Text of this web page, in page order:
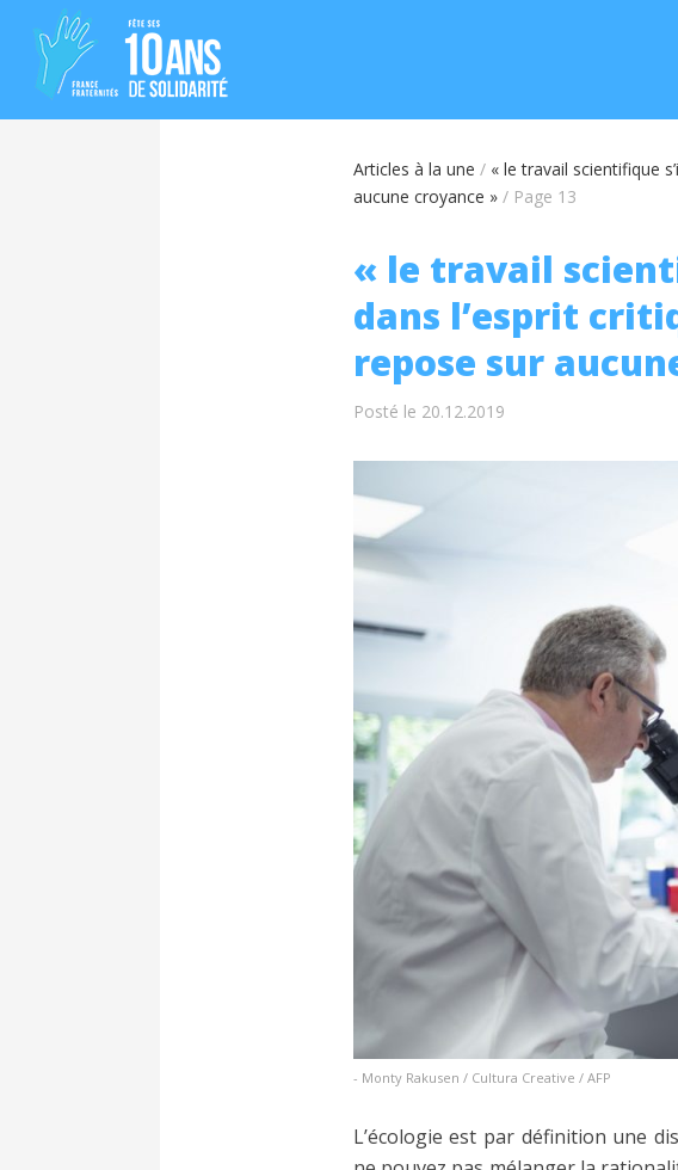
Articles à la une / « le travail scientifique
aucune croyance »/ Page 13
« le travail
dans l’esprit
repose sur
Posté le 20.12.2019
- Monty Rakusen / Cultura Creative / AFP
L’écologie est par définition une